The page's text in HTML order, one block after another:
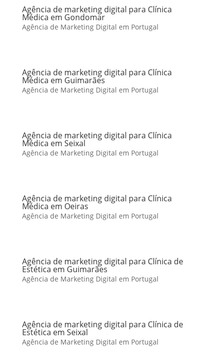
Agência de marketing digital para Clínica
Médica em Gondomar
Agência de Marketing Digital em Portugal
Agência de marketing digital para Clínica
Médica em Guimarães
Agência de Marketing Digital em Portugal
Agência de marketing digital para Clínica
Médica em Seixal
Agência de Marketing Digital em Portugal
Agência de marketing digital para Clínica
Médica em Oeiras
Agência de Marketing Digital em Portugal
Agência de marketing digital para Clínica de
Estética em Guimarães
Agência de Marketing Digital em Portugal
Agência de marketing digital para Clínica de
Estética em Seixal
Agência de Marketing Digital em Portugal